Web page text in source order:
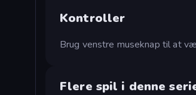
Kontroller
Brug venstre museknap til at
Flere spil i denne